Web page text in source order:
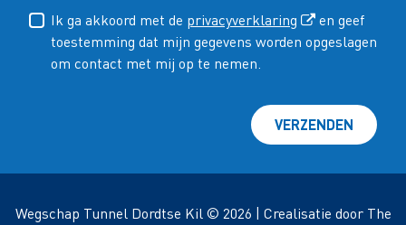
Ik ga akkoord met de privacyverklaring
en geef
toestemming dat mijn gegevens worden opgeslagen
om contact met mij op te nemen.
VERZENDEN
Wegschap Tunnel Dordtse Kil © 2026 | Crealisatie door The